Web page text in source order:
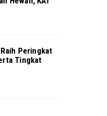
Peringkat
Tingkat